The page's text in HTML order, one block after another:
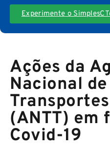
Experimente o
Ações da
Nacional de
(ANTT) em
Covid-19